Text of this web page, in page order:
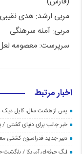
مربی ارشد: هدی نقیبی
مربی: آمنه سرهنگی
سرپرست: معصومه
اخبار مرتبط
پس از هشت سال، کایل دیک
خبر جالب برای دنیای کشتی
دبیر جدید فدراسیون کشتی
لیگ حرفه‌ای آمریکا / بازگشت